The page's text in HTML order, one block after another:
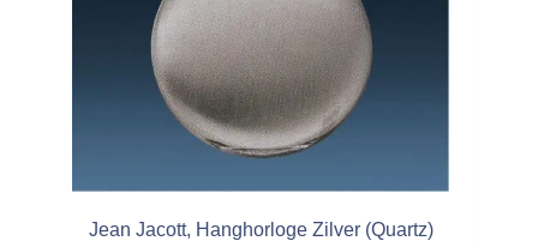
Jean Jacott, Hanghorloge Zilver (Quartz)